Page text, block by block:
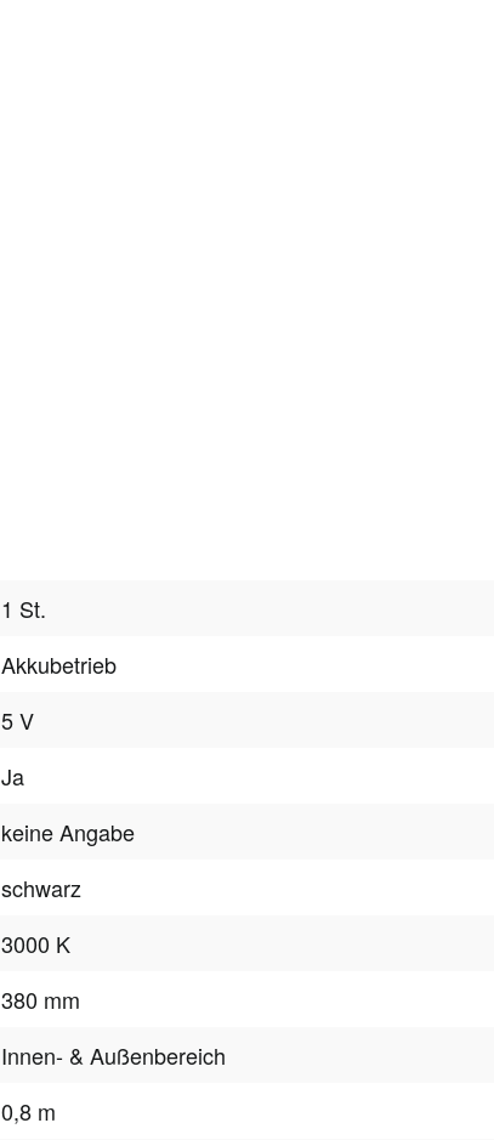
1 St.
Akkubetrieb
5 V
Ja
keine Angabe
schwarz
3000 K
380 mm
Innen- & Außenbereich
0,8 m